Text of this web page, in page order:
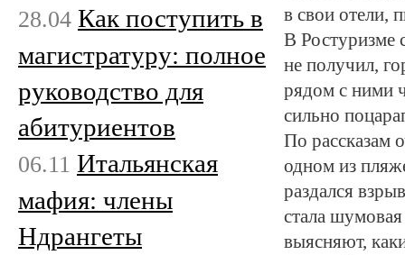
в свои отели,
В Ростуризме
не получил,
рядом с ними
сильно
По рассказам
одном из
раздался
стала
выясняют,
28.04 Как поступить в
магистратуру: полное
руководство для
абитуриентов
06.11 Итальянская
мафия: члены
Ндрангеты